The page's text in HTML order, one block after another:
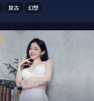
复古 幻想